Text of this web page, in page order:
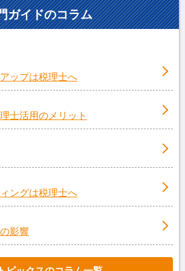
ガイドのコラム
ップは税理士へ
士活用のメリット
ングは税理士へ
影響